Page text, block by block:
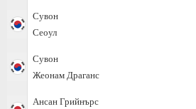
Сувон
Сеоул
Сувон
Жеонам Драганс
Ансан Грийнърс